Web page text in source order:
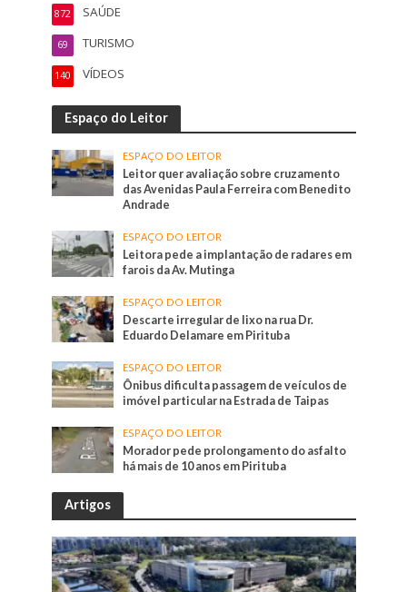
SAÚDE
872
TURISMO
69
VÍDEOS
140
Espaço do Leitor
ESPAÇO DO LEITOR
Leitor quer avaliação sobre cruzamento
das Avenidas Paula Ferreira com Benedito
Andrade
ESPAÇO DO LEITOR
Leitora pede a implantação de radares em
farois da Av. Mutinga
ESPAÇO DO LEITOR
Descarte irregular de lixo na rua Dr.
Eduardo Delamare em Pirituba
ESPAÇO DO LEITOR
Ônibus dificulta passagem de veículos de
imóvel particular na Estrada de Taipas
ESPAÇO DO LEITOR
Morador pede prolongamento do asfalto
há mais de 10 anos em Pirituba
Artigos